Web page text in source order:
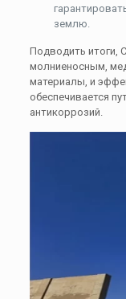
землю.
Подводить итоги,
молниеносным,
материалы, и
обеспечивается
антикоррозий.